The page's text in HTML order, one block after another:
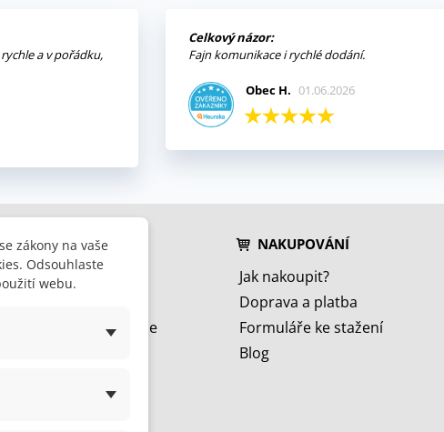
a v pořádku,
Celkový názor:
Fajn komunikace i rychlé dodání.
Obec H. 01.06.2026
HLEDÁTE
Slevy
Nyní doporučujeme
NAKUPOVÁNÍ
Jak nakoupit?
Doprava a platba
Formuláře ke stažení
Blog
zákony na vaše
Odsouhlaste
webu.